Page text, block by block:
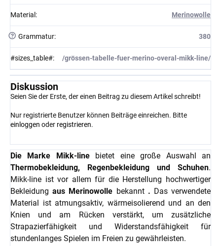
Material : Merinowolle
? Grammatur: 380
#sizes_table#: /grössen-tabelle-fuer-merino-overal-mikk-line/
Diskussion
Seien Sie der Erste, der einen Beitrag zu diesem Artikel schreibt!
Nur registrierte Benutzer können Beiträge einreichen. Bitte
einloggen oder registrieren.
Die Marke Mikk-linebietet eine große Auswahl an
Thermobekleidung, Regenbekleidung und Schuhen.
Mikk-line ist vor allem für die Herstellung hochwertiger
Bekleidungaus Merinowolle bekannt . Das verwendete
Material ist atmungsaktiv, wärmeisolierend und an den
Knien und am Rücken verstärkt, um zusätzliche
Strapazierfähigkeit und Widerstandsfähigkeit für
stundenlanges Spielen im Freien zu gewährleisten.